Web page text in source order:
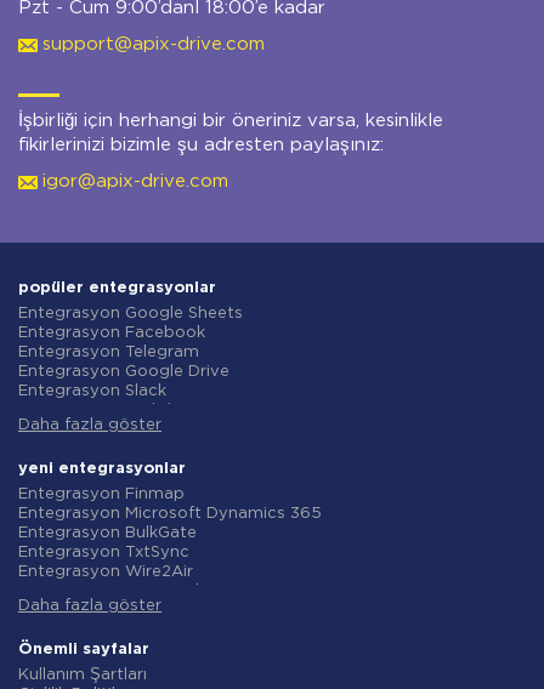
Pzt - Cum 9:00’danl 18:00’e kadar
support@apix-drive.com
İşbirliği için herhangi bir öneriniz varsa, kesinlikle
fikirlerinizi bizimle şu adresten paylaşınız:
igor@apix-drive.com
popüler entegrasyonlar
Entegrasyon Google Sheets
Entegrasyon Facebook
Entegrasyon Telegram
Entegrasyon Google Drive
Entegrasyon Slack
Entegrasyon Gmail
Entegrasyon ClickUp
Entegrasyon Airtable
Entegrasyon Google Contacts
Entegrasyon OpenAI (ChatGPT)
Entegrasyon Instagram
Entegrasyon ActiveCampaign
Entegrasyon Typeform
Entegrasyon Salesforce CRM
Entegrasyon Notion
Entegrasyon AWeber
Daha fazla göster
yeni entegrasyonlar
Entegrasyon Finmap
Entegrasyon Microsoft Dynamics 365
Entegrasyon BulkGate
Entegrasyon TxtSync
Entegrasyon Wire2Air
Entegrasyon Infobip
Entegrasyon AtomPark
Entegrasyon TXTImpact
Daha fazla göster
Önemli sayfalar
Kullanım Şartları